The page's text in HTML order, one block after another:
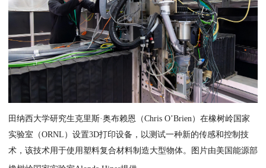
田纳西大学研究生克里斯·奥布赖恩（Chris O’Brien）在橡树岭国家
实验室（ORNL）设置3D打印设备，以测试一种新的传感和控制技
术，该技术用于使用塑料复合材料制造大型物体。图片由美国能源部